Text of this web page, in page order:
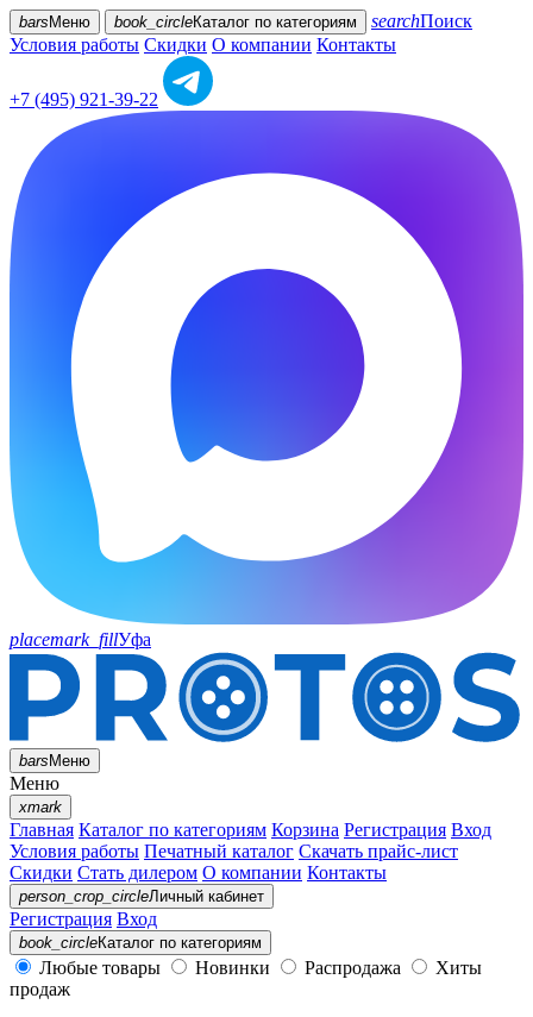
bars Меню book_circleКаталог по категориям searchПоиск
Условия работы Скидки О компании Контакты
+7 (495) 921-39-22
placemark_fillУфа
barsМеню
Меню
xmark
Главная Каталог по категориям Корзина Регистрация Вход
Условия работы Печатный каталог Скачать прайс-лист
Скидки Стать дилером О компании Контакты
person_crop_circleЛичный кабинет
Регистрация Вход
book_circleКаталог по категориям
Любые товары Новинки Распродажа
Хиты
продаж